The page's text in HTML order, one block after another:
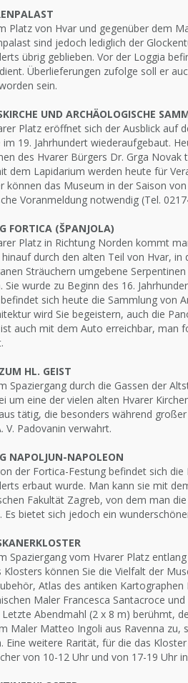
Platz von Hvar und gegenüber dem
sind jedoch lediglich der
übrig geblieben. Vor der Loggia
Überlieferungen zufolge soll er
sein.
UND ARCHÄOLOGISCHE
Platz eröffnet sich der Ausblick auf
19. Jahrhundert wiederaufgebaut.
des Hvarer Bürgers Dr. Grga
dem Lapidarium werden heute für
können das Museum in der Saison
Voranmeldung notwendig (Tel.
FORTICA (ŠPANJOLA)
Platz in Richtung Norden kommt
durch den alten Teil von Hvar,
Sträuchern umgebene
Sie wurde zu Beginn des 16.
sich heute die Sammlung von
wird Sie begeistern, auch die
auch mit dem Auto erreichbar, man
HL. GEIST
Spaziergang durch die Gassen der
um eine der vielen alten Hvarer
tätig, die besonders während
V. Padovanin verwahrt.
NAPOLJUN-NAPOLEON
der Fortica-Festung befindet sich
erbaut wurde. Man kann sie mit
Fakultät Zagreb, von dem man
Es bietet sich jedoch ein
Spaziergang vom Hvarer Platz
Klosters können Sie die Vielfalt der
Atlas des antiken
Maler Francesca Santacroce
Abendmahl (2 x 8 m) berühmt,
Maler Matteo Ingoli aus Ravenna zu,
Eine weitere Rarität, für die das
von 10-12 Uhr und von 17-19 Uhr